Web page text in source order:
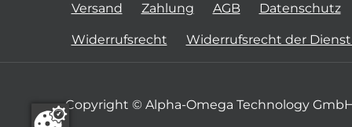
Versand Zahlung AGB Datenschutz
Widerrufsrecht Widerrufsrecht der
Copyright © Alpha-Omega Technology GmbH